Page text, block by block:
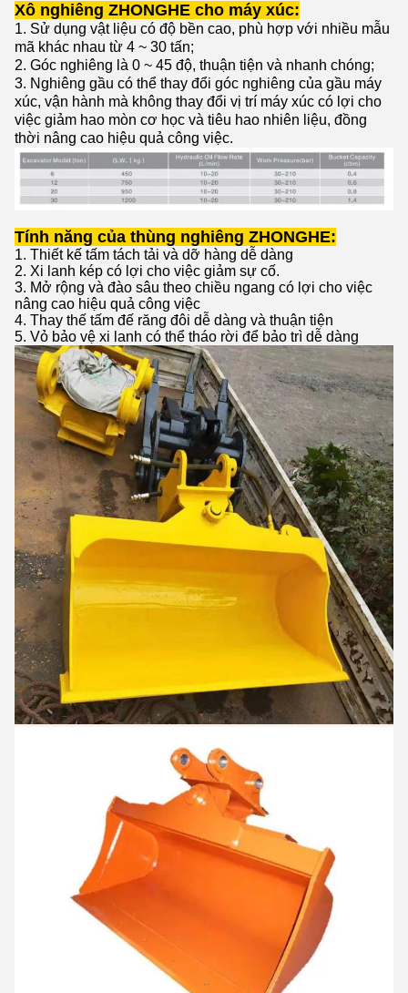
Xô nghiêng ZHONGHE cho máy xúc:
1. Sử dụng vật liệu có độ bền cao, phù hợp với nhiều mẫu
mã khác nhau từ 4 ~ 30 tấn;
2. Góc nghiêng là 0 ~ 45 độ, thuận tiện và nhanh chóng;
3. Nghiêng gầu có thể thay đổi góc nghiêng của gầu máy
xúc, vận hành mà không thay đổi vị trí máy xúc có lợi cho
việc giảm hao mòn cơ học và tiêu hao nhiên liệu, đồng
thời nâng cao hiệu quả công việc.
Tính năng của thùng nghiêng ZHONGHE:
1. Thiết kế tấm tách tải và dỡ hàng dễ dàng
2. Xi lanh kép có lợi cho việc giảm sự cố.
3. Mở rộng và đào sâu theo chiều ngang có lợi cho việc
nâng cao hiệu quả công việc
4. Thay thế tấm đế răng đôi dễ dàng và thuận tiện
5. Vỏ bảo vệ xi lanh có thể tháo rời để bảo trì dễ dàng